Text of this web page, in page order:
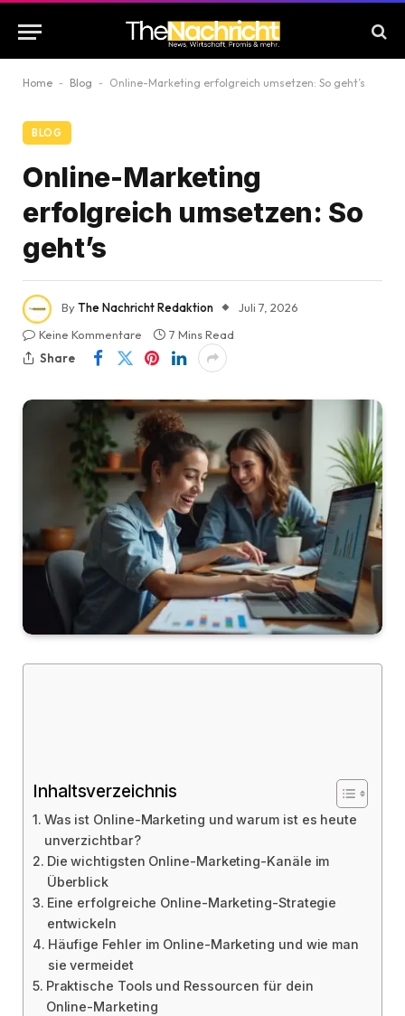
Home - Blog - Online-Marketing erfolgreich umsetzen: So geht’s
BLOG
Online-Marketing
erfolgreich umsetzen: So
geht’s
ByThe Nachricht Redaktion
Juli 7, 2026
Keine Kommentare
7 Mins Read
Share
Inhaltsverzeichnis
Was ist Online-Marketing und warum ist es heute
unverzichtbar?
Die wichtigsten Online-Marketing-Kanäle im
Überblick
Eine erfolgreiche Online-Marketing-Strategie
entwickeln
Häufige Fehler im Online-Marketing und wie man
sie vermeidet
Praktische Tools und Ressourcen für dein
Online-Marketing